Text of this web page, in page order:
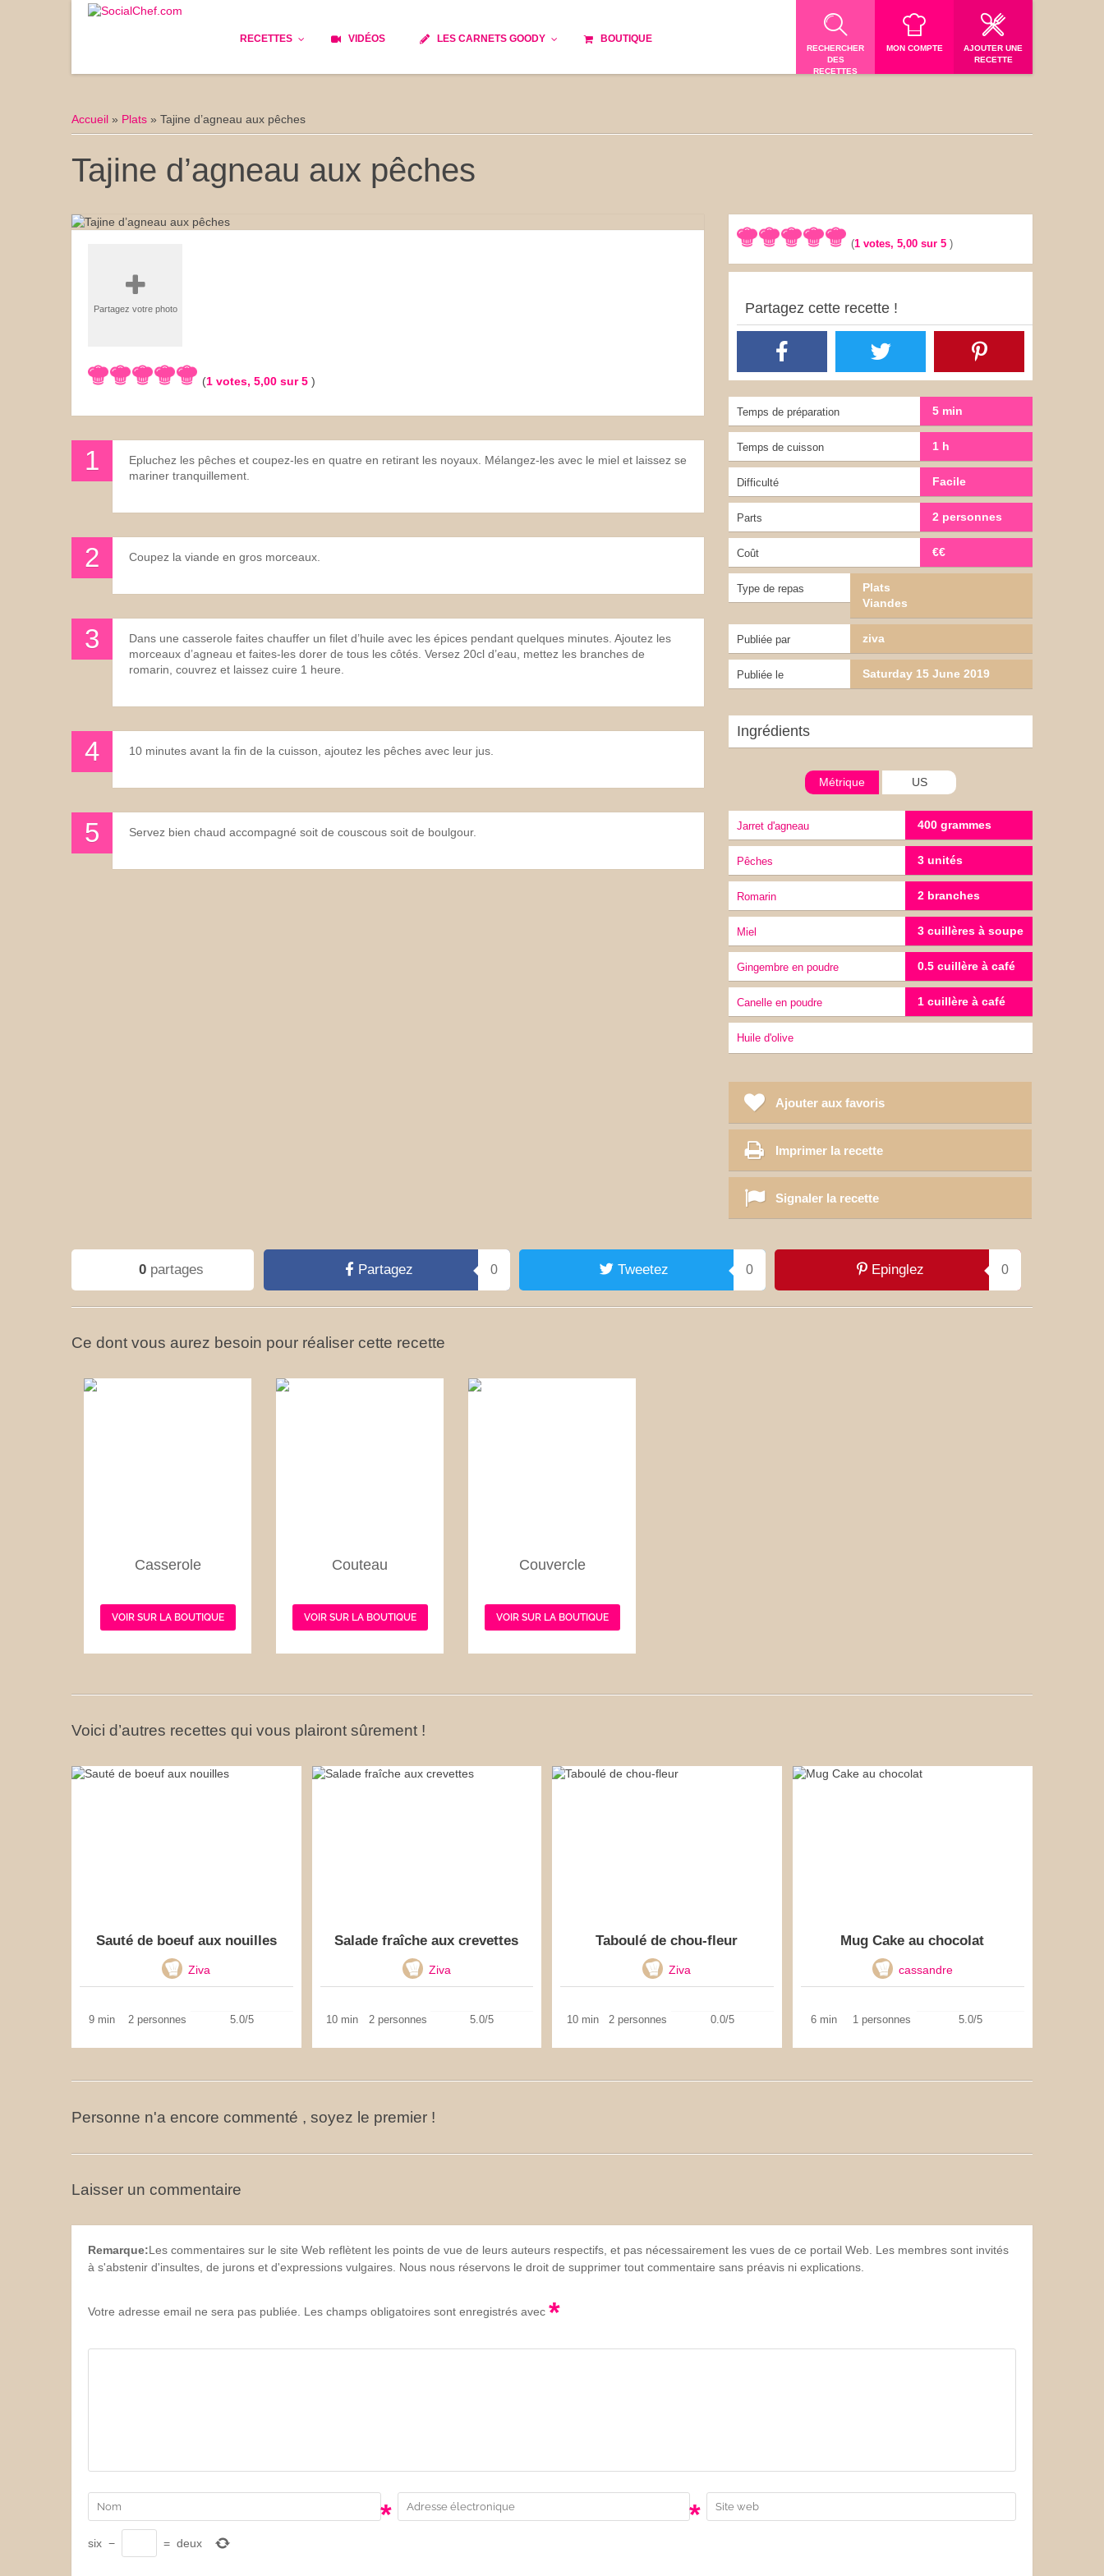
RECETTES
Le Pain
Apéritifs Cuisine française traditionnelle
VIDÉOS LES CARNETS GOODY
Spécialité culinaire
Les astuces Goody
BOUTIQUE
RECHERCHER
DES
RECETTES
MON COMPTE
AJOUTER UNE
RECETTE
Accueil » Plats » Tajine d’agneau aux pêches
Tajine d’agneau aux pêches
Partagez votre photo
(1 votes, 5,00 sur 5 )
Epluchez les pêches et coupez-les en quatre en retirant les noyaux. Mélangez-les avec le miel et laissez se
mariner tranquillement.
Coupez la viande en gros morceaux.
Dans une casserole faites chauffer un filet d’huile avec les épices pendant quelques minutes. Ajoutez les
morceaux d’agneau et faites-les dorer de tous les côtés. Versez 20cl d’eau, mettez les branches de
romarin, couvrez et laissez cuire 1 heure.
10 minutes avant la fin de la cuisson, ajoutez les pêches avec leur jus.
Servez bien chaud accompagné soit de couscous soit de boulgour.
(1 votes,5,00 sur 5)
Partagez cette recette !
Temps de préparation 5 min
Temps de cuisson 1 h
Difficulté Facile
Parts 2 personnes
Coût €€
Type de repas
Plats
Viandes
Publiée par ziva
Publiée le Saturday 15 June 2019
Ingrédients
Métrique US
Jarret d'agneau 400 grammes
pêches 3 unités
Romarin 2 branches
miel 3 cuillères à soupe
gingembre en poudre 0.5 cuillère à café
Canelle en poudre 1 cuillère à café
Huile d'olive
Ajouter aux favoris
Imprimer la recette
Signaler la recette
0partages Partagez 0 Tweetez 0 Epinglez 0
Ce dont vous aurez besoin pour réaliser cette recette
Casserole
VOIR SUR LA BOUTIQUE
Couteau
VOIR SUR LA BOUTIQUE
Couvercle
VOIR SUR LA BOUTIQUE
Voici d’autres recettes qui vous plairont sûrement !
Sauté de boeuf aux nouilles
Ziva
9 min 2 personnes 5.0/5
Salade fraîche aux crevettes
Ziva
10 min 2 personnes 5.0/5
Taboulé de chou-fleur
Ziva
10 min 2 personnes 0.0/5
Mug Cake au chocolat
cassandre
6 min 1 personnes 5.0/5
Personne n'a encore commenté , soyez le premier !
Laisser un commentaire
Remarque:Les commentaires sur le site Web reflètent les points de vue de leurs auteurs respectifs, et pas nécessairement les vues de ce portail Web. Les membres sont invités
à s'abstenir d'insultes, de jurons et d'expressions vulgaires. Nous nous réservons le droit de supprimer tout commentaire sans préavis ni explications.
Votre adresse email ne sera pas publiée. Les champs obligatoires sont enregistrés avec *
* *
six − = deux